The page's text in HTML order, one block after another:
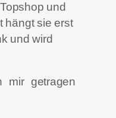
und
hängt sie erst
und wird
mir getragen